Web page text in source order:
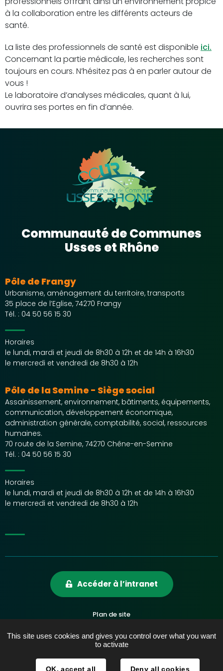
à la collaboration entre les différents acteurs de
santé.
La liste des professionnels de santé est disponible ici.
Concernant la partie médicale, les recherches sont
toujours en cours. N’hésitez pas à en parler autour de
vous !
Le laboratoire d’analyses médicales, quant à lui,
ouvrira ses portes en fin d’année.
Communauté de Communes
Usses et Rhône
Pôle de Frangy
Urbanisme, aménagement du territoire, transports
35 place de l’Eglise, 74270 Frangy
Tél. : 04 50 56 15 30
Horaires
le lundi, mardi et jeudi de 8h30 à 12h et de 14h à 16h30
le mercredi et vendredi de 8h30 à 12h
Pôle de la Semine - Siège social
Assainissement, environnement, bâtiments, équipements,
communication, développement économique,
administration générale, comptabilité, social, ressources
humaines.
70 route de la Semine, 74270 Chêne-en-Semine
Tél. : 04 50 56 15 30
Horaires
le lundi, mardi et jeudi de 8h30 à 12h et de 14h à 16h30
le mercredi et vendredi de 8h30 à 12h
Accéder à l’intranet
Plan de site
Accessibilité
Données personnelles
This site uses cookies and gives you control over what you want
to activate
OK, accept all Deny all cookies